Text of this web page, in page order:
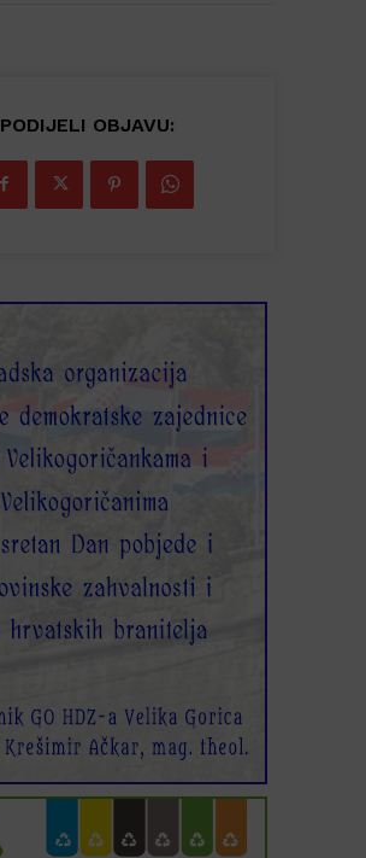
PODIJELI OBJAVU: